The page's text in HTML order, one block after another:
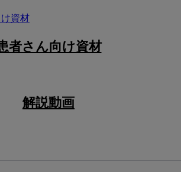
者さん向け資材
解説動画